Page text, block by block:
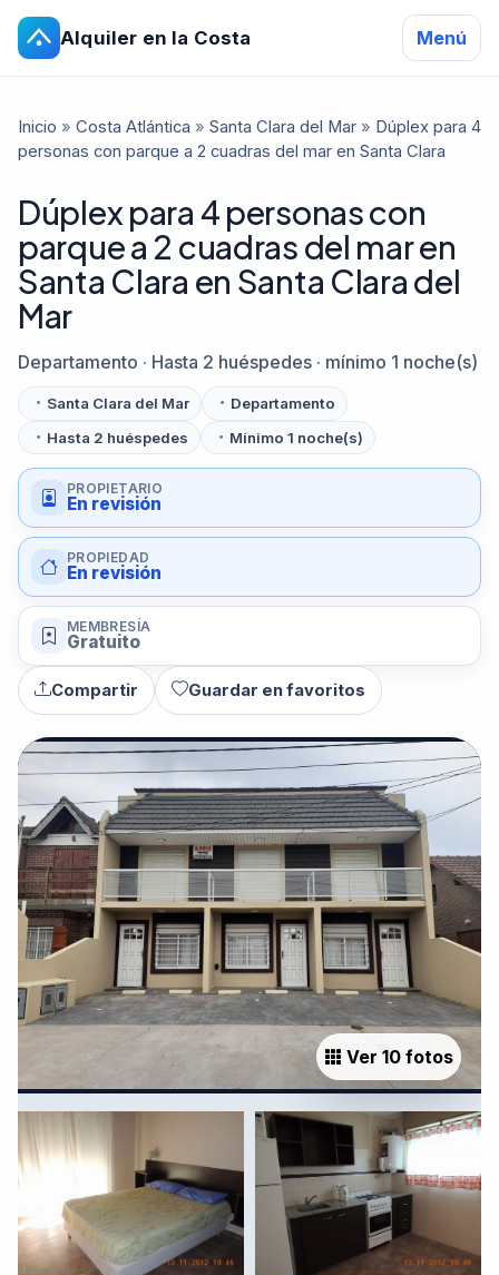
Alquiler en la Costa Menú
Inicio » Costa Atlántica » Santa Clara del Mar » Dúplex para 4
personas con parque a 2 cuadras del mar en Santa Clara
Dúplex para 4 personas con
parque a 2 cuadras del mar en
Santa Clara en Santa Clara del
Mar
Departamento · Hasta 2 huéspedes · mínimo 1 noche(s)
Santa Clara del Mar
Departamento
Hasta 2 huéspedes
Mínimo 1 noche(s)
PROPIETARIO
En revisión
PROPIEDAD
En revisión
MEMBRESÍA
Gratuito
Compartir Guardar en favoritos
Ver 10 fotos